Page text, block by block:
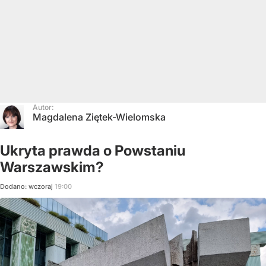
Autor:
Magdalena Ziętek-Wielomska
Ukryta prawda o Powstaniu
Warszawskim?
Dodano: wczoraj 19:00